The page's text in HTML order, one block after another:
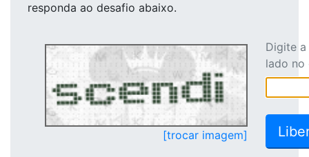
responda ao desafio abaixo.
[trocar imagem]
Digite
lado no